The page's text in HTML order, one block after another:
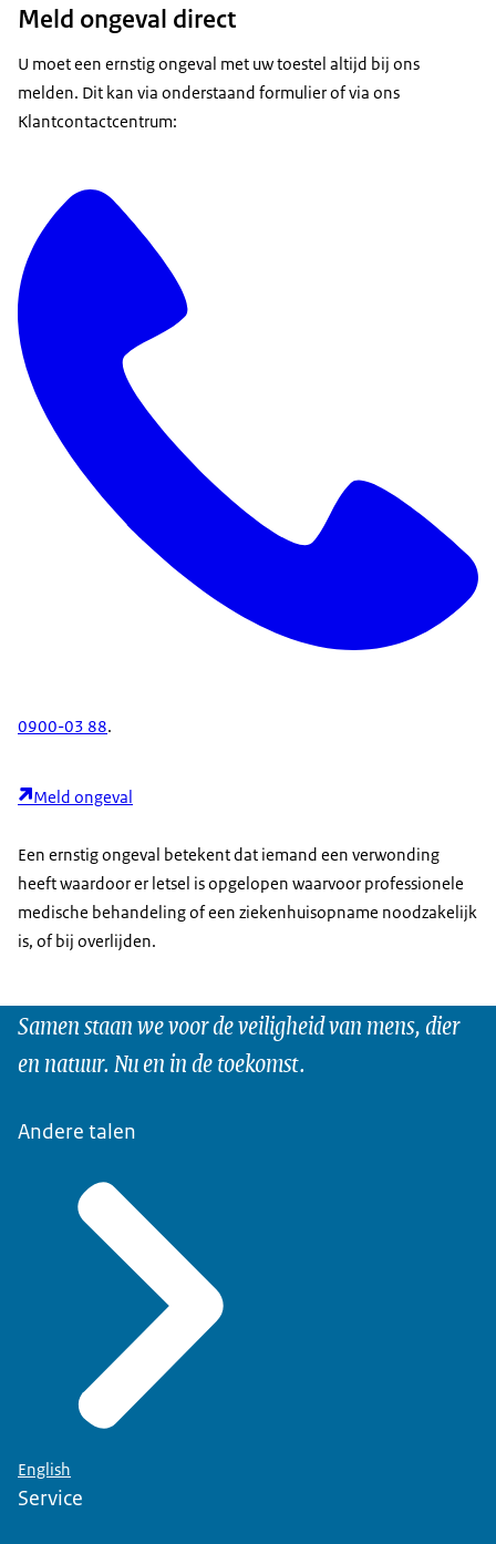
Meld ongeval direct
U moet een ernstig ongeval met uw toestel altijd bij ons
melden. Dit kan via onderstaand formulier of via ons
Klantcontactcentrum:
0900-03 88.
Meld ongeval
Een ernstig ongeval betekent dat iemand een verwonding
heeft waardoor er letsel is opgelopen waarvoor professionele
medische behandeling of een ziekenhuisopname noodzakelijk
is, of bij overlijden.
Samen staan we voor de veiligheid van mens, dier
en natuur. Nu en in de toekomst.
Andere talen
English
Service